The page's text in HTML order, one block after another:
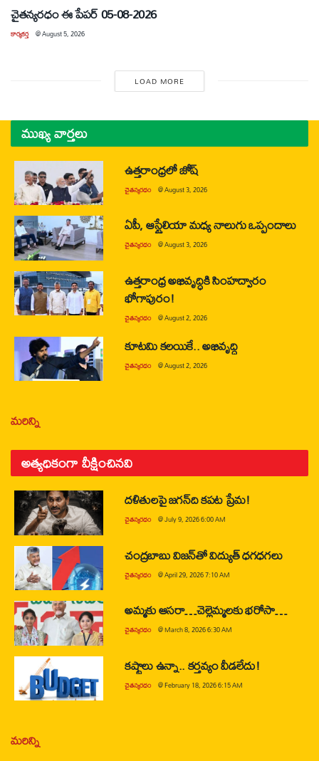
చైతన్యరధం ఈ పేపర్ 05-08-2026
కార్యకర్త @August 5, 2026
LOAD MORE
ముఖ్య వార్తలు
ఉత్తరాంధ్రలో జోష్
చైతన్యరధం @August 3, 2026
ఏపీ, ఆస్ట్రేలియా మధ్య నాలుగు ఒప్పందాలు
చైతన్యరధం @August 3, 2026
ఉత్తరాంధ్ర అభివృద్ధికి సింహద్వారం
భోగాపురం!
చైతన్యరధం @August 2, 2026
కూటమి కలయికే.. అభివృద్ధి
చైతన్యరధం @August 2, 2026
మరిన్ని
అత్యధికంగా వీక్షించినవి
దళితులపై జగన్‌ది కపట ప్రేమ!
చైతన్యరధం @July 9, 2026 6:00 AM
చంద్రబాబు విజన్‌తో విద్యుత్ ధగధగలు
చైతన్యరధం @April 29, 2026 7:10 AM
అమ్మకు ఆసరా…చెల్లెమ్మలకు భరోసా…
చైతన్యరధం @March 8, 2026 6:30 AM
కష్టాలు ఉన్నా.. కర్తవ్యం వీడలేదు!
చైతన్యరధం @February 18, 2026 6:15 AM
మరిన్ని